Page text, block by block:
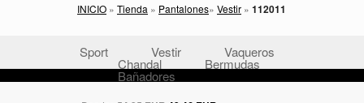
INICIO » Tienda » Pantalones» Vestir » 112011
Sport Vestir Vaqueros
Chandal Bermudas
Bañadores